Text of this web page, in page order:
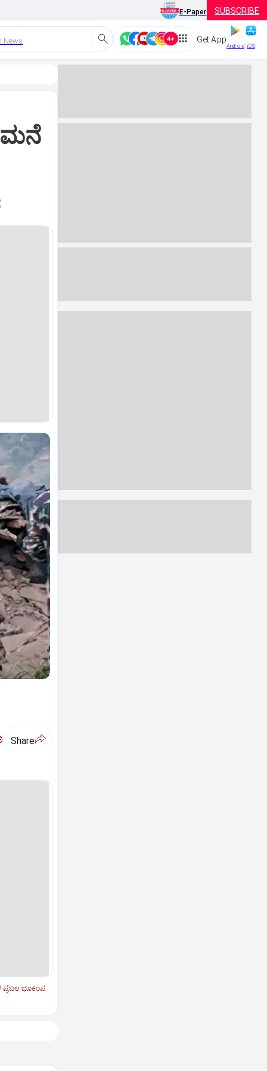
E-Paper SUBSCRIBE
News Get App
Android iOS
ಮನೆ
Share
ಪ್ರಬಲ ಭೂಕಂಪ